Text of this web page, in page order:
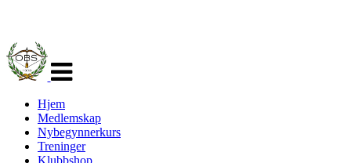
navigasjon
Hjem
Medlemskap
Nybegynnerkurs
Treninger
Klubbshop